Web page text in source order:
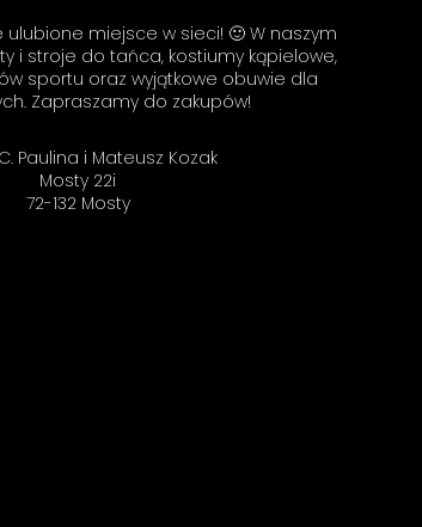
LELKA 🦋
jeszcze! Zespół LELKA 🦋
ulubione miejsce w sieci! 🙂 W naszym
i stroje do tańca, kostiumy kąpielowe,
sportu oraz wyjątkowe obuwie dla
Zapraszamy do zakupów!
Paulina i Mateusz Kozak
Mosty 22i
72-132 Mosty